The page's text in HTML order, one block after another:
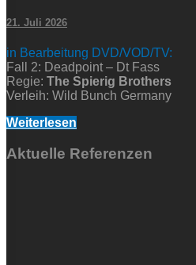
21. Juli 2026
in Bearbeitung DVD/VOD/TV:
Fall 2: Deadpoint – Dt Fass
Regie: The Spierig Brothers
Verleih: Wild Bunch Germany
Weiterlesen
Aktuelle Referenzen